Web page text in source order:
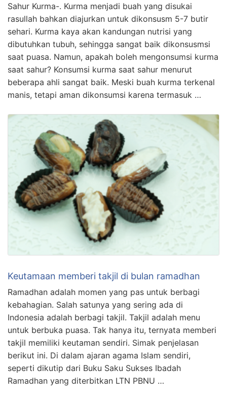
Sahur Kurma-. Kurma menjadi buah yang disukai
rasullah bahkan diajurkan untuk dikonsusm 5-7 butir
sehari. Kurma kaya akan kandungan nutrisi yang
dibutuhkan tubuh, sehingga sangat baik dikonsusmsi
saat puasa. Namun, apakah boleh mengonsumsi kurma
saat sahur? Konsumsi kurma saat sahur menurut
beberapa ahli sangat baik. Meski buah kurma terkenal
manis, tetapi aman dikonsumsi karena termasuk …
Keutamaan memberi takjil di bulan ramadhan
Ramadhan adalah momen yang pas untuk berbagi
kebahagian. Salah satunya yang sering ada di
Indonesia adalah berbagi takjil. Takjil adalah menu
untuk berbuka puasa. Tak hanya itu, ternyata memberi
takjil memiliki keutaman sendiri. Simak penjelasan
berikut ini. Di dalam ajaran agama Islam sendiri,
seperti dikutip dari Buku Saku Sukses Ibadah
Ramadhan yang diterbitkan LTN PBNU …